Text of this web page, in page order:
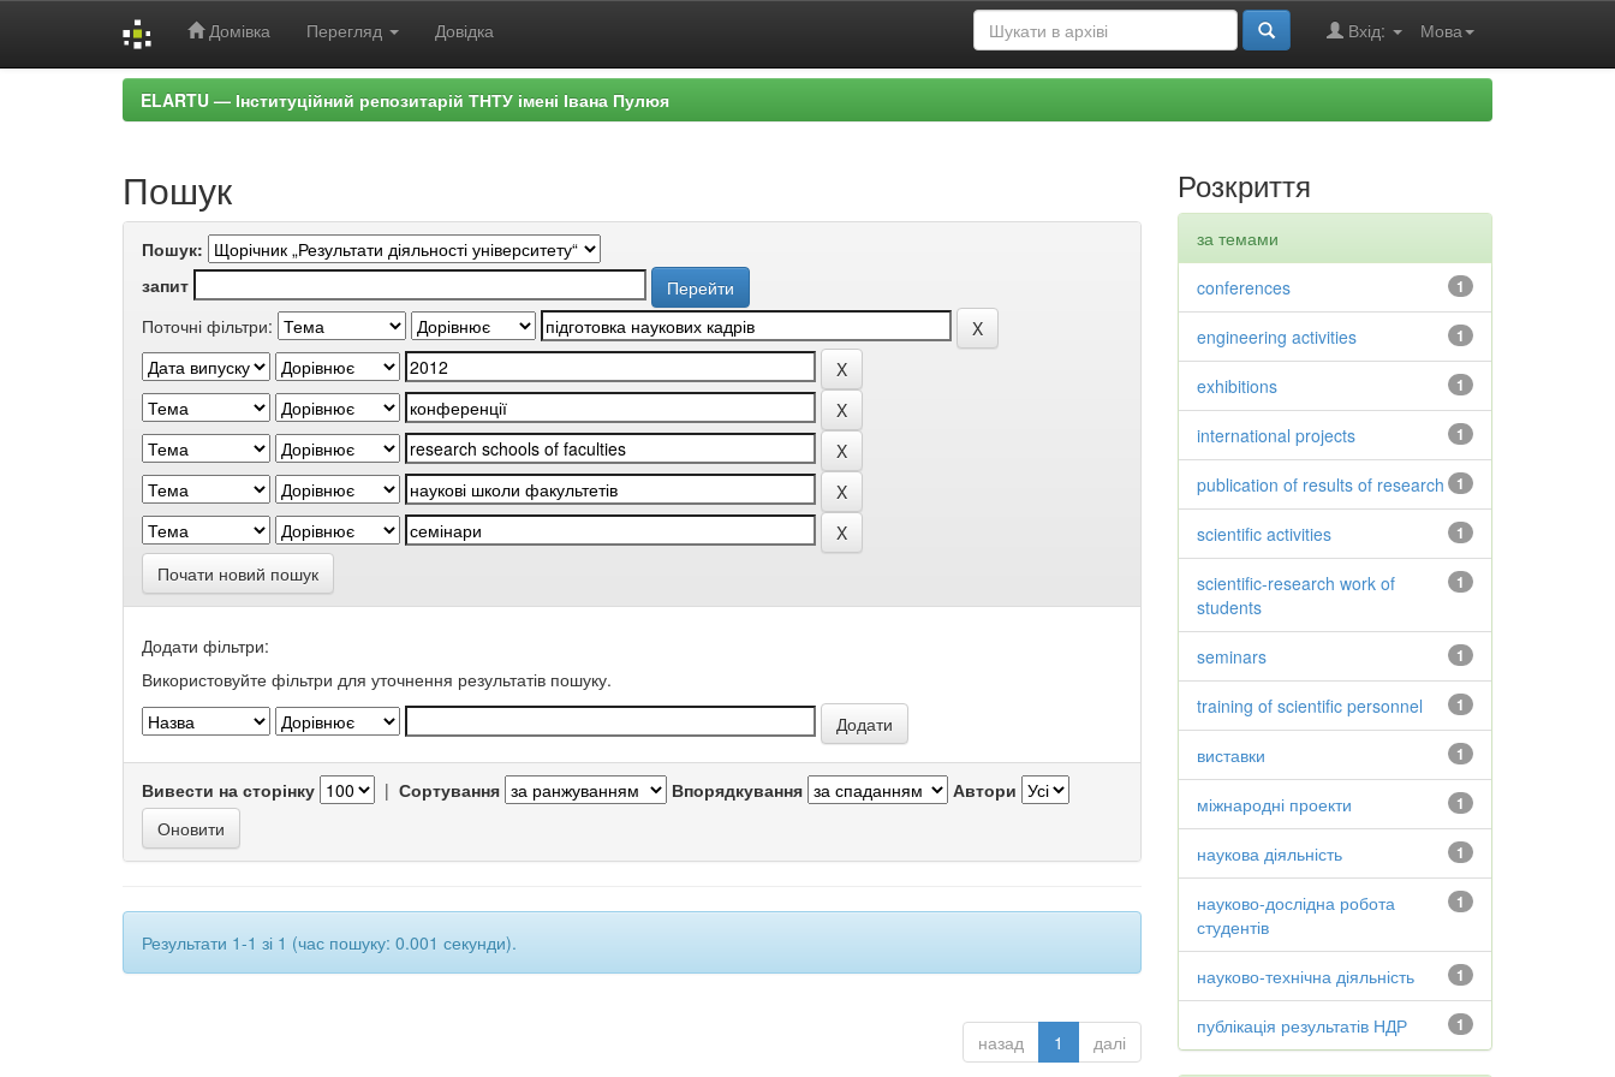
Домівка Перегляд Довідка Мова
Вхід:
ELARTU — Інституційний репозитарій ТНТУ імені Івана Пулюя
Пошук
Пошук:
запит
Поточні фільтри:
Почати новий пошук
Додати фільтри:
Використовуйте фільтри для уточнення результатів пошуку.
Вивести на сторінку | Сортування Впорядкування Автори
Результати 1-1 зі 1 (час пошуку: 0.001 секунди).
назад 1 далі
Розкриття
за темами
1
conferences
1
engineering activities
1
exhibitions
1
international projects
1
publication of results of research
1
scientific activities
1
scientific-research work of
students
1
seminars
1
training of scientific personnel
1
виставки
1
міжнародні проекти
1
наукова діяльність
1
науково-дослідна робота
студентів
1
науково-технічна діяльність
1
публікація результатів НДР